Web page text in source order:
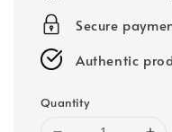
Secure
Authentic
Quantity